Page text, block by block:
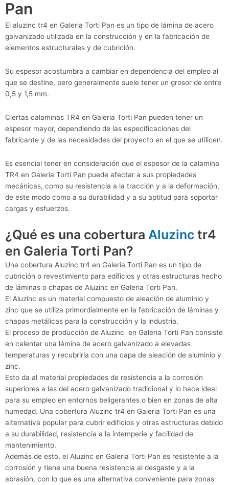
Pan
El aluzinc tr4 en Galeria Torti Pan es un tipo de lámina de acero
galvanizado utilizada en la construcción y en la fabricación de
elementos estructurales y de cubrición.
Su espesor acostumbra a cambiar en dependencia del empleo al
que se destine, pero generalmente suele tener un grosor de entre
0,5 y 1,5 mm.
Ciertas calaminas TR4 en Galeria Torti Pan pueden tener un
espesor mayor, dependiendo de las especificaciones del
fabricante y de las necesidades del proyecto en el que se utilicen.
Es esencial tener en consideración que el espesor de la calamina
TR4 en Galeria Torti Pan puede afectar a sus propiedades
mecánicas, como su resistencia a la tracción y a la deformación,
de este modo como a su durabilidad y a su aptitud para soportar
cargas y esfuerzos.
¿Qué es una cobertura Aluzinc tr4
en Galeria Torti Pan?
Una cobertura Aluzinc tr4 en Galeria Torti Pan es un tipo de
cubrición o revestimiento para edificios y otras estructuras hecho
de láminas o chapas de Aluzinc en Galeria Torti Pan.
El Aluzinc es un material compuesto de aleación de aluminio y
zinc que se utiliza primordialmente en la fabricación de láminas y
chapas metálicas para la construcción y la industria.
El proceso de producción de Aluzinc en Galeria Torti Pan consiste
en calentar una lámina de acero galvanizado a elevadas
temperaturas y recubrirla con una capa de aleación de aluminio y
zinc.
Esto da al material propiedades de resistencia a la corrosión
superiores a las del acero galvanizado tradicional y lo hace ideal
para su empleo en entornos beligerantes o bien en zonas de alta
humedad. Una cobertura Aluzinc tr4 en Galeria Torti Pan es una
alternativa popular para cubrir edificios y otras estructuras debido
a su durabilidad, resistencia a la intemperie y facilidad de
mantenimiento.
Además de esto, el Aluzinc en Galeria Torti Pan es resistente a la
corrosión y tiene una buena resistencia al desgaste y a la
abrasión, con lo que es una alternativa conveniente para zonas